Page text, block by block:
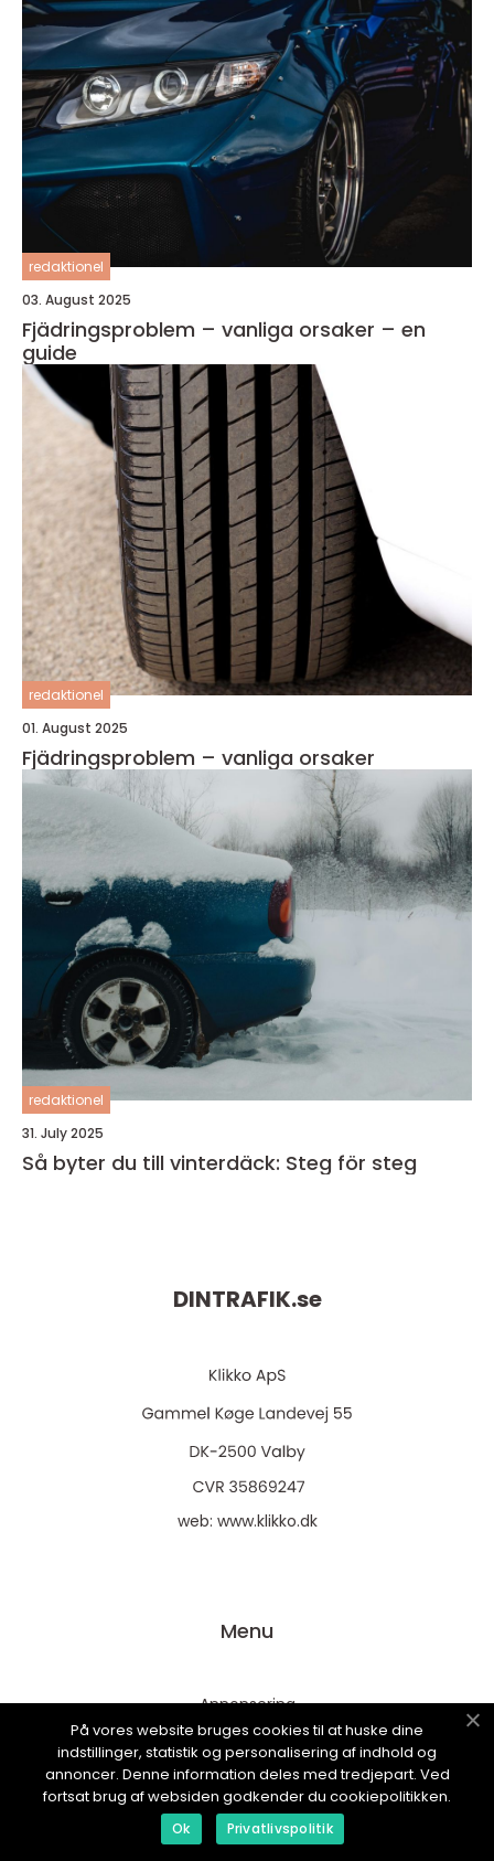
redaktionel
03. August 2025
Fjädringsproblem – vanliga orsaker – en
guide
redaktionel
01. August 2025
Fjädringsproblem – vanliga orsaker
redaktionel
31. July 2025
Så byter du till vinterdäck: Steg för steg
DINTRAFIK.se
web: www.klikko.dk
Menu
Annonsering
Om oss
Cookies
Kontakta oss
Sitemap
På vores website bruges cookies til at huske dine
indstillinger, statistik og personalisering af indhold og
annoncer. Denne information deles med tredjepart. Ved
fortsat brug af websiden godkender du cookiepolitikken.
Ok Privatlivspolitik